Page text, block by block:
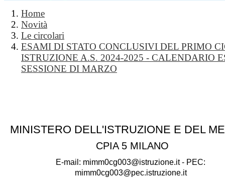
Home
Novità
Le circolari
ESAMI DI STATO CONCLUSIVI DEL PRIMO
ISTRUZIONE A.S. 2024-2025 - CALENDARIO
SESSIONE DI MARZO
MINISTERO DELL'ISTRUZIONE E DEL
CPIA 5 MILANO
E-mail: mimm0cg003@istruzione.it - PEC:
mimm0cg003@pec.istruzione.it